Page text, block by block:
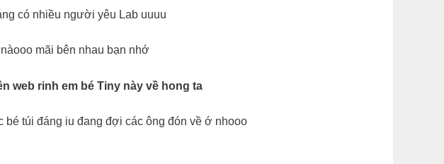
có nhiều người yêu Lab uuuu
mãi bên nhau bạn nhớ
web rinh em bé Tiny này về hong ta
bé túi đáng iu đang đợi các ông đón về ớ nhooo